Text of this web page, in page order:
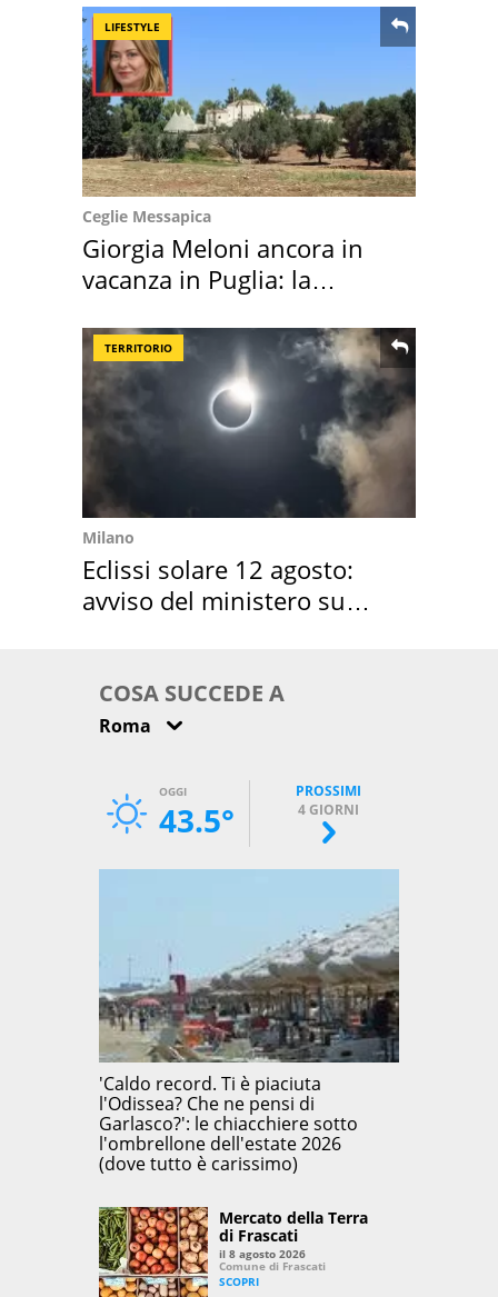
LIFESTYLE
Ceglie Messapica
Giorgia Meloni ancora in
vacanza in Puglia: la
TERRITORIO
Milano
Eclissi solare 12 agosto:
avviso del ministero su